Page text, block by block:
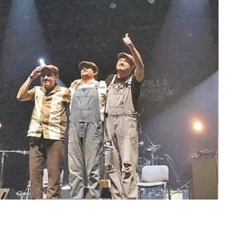
objetivo a 2028 es crecer
y para el equipo